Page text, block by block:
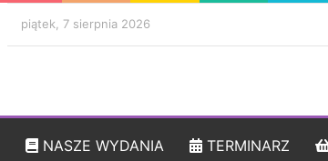
piątek, 7 sierpnia 2026
NASZE WYDANIA TERMINARZ